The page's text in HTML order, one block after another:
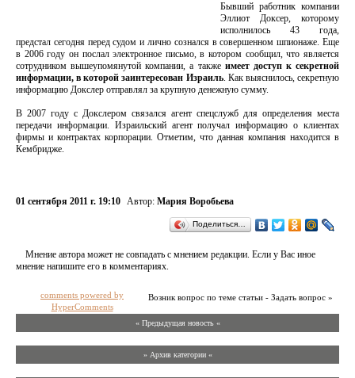
Бывший работник компании
Эллиот Доксер, которому
исполнилось 43 года,
предстал сегодня перед судом и лично сознался в совершенном шпионаже. Еще
в 2006 году он послал электронное письмо, в котором сообщил, что является
сотрудником вышеупомянутой компании, а также имеет доступ к секретной
информации, в которой заинтересован Израиль. Как выяснилось, секретную
информацию Докслер отправлял за крупную денежную сумму.
В 2007 году с Докслером связался агент спецслужб для определения места
передачи информации. Израильский агент получал информацию о клиентах
фирмы и контрактах корпорации. Отметим, что данная компания находится в
Кембридже.
01 сентября 2011 г. 19:10 Автор: Мария Воробьева
Поделиться…
Мнение автора может не совпадать с мнением редакции. Если у Вас иное
мнение напишите его в комментариях.
Возник вопрос по теме статьи - Задать вопрос »
comments powered by
HyperComments
« Предыдущая новость «
» Архив категории «